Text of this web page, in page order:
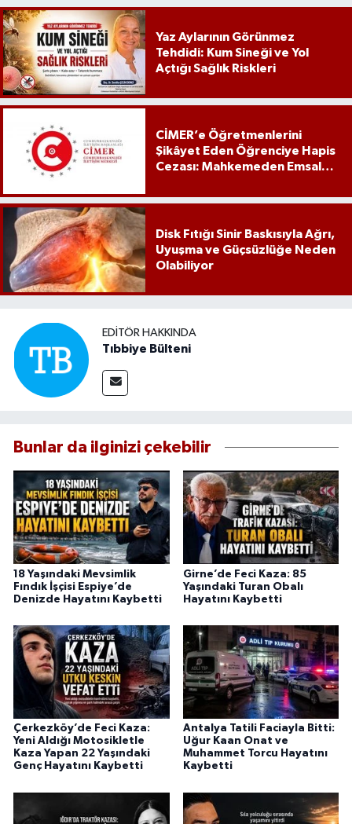
Yaz Aylarının Görünmez
Tehdidi: Kum Sineği ve Yol
Açtığı Sağlık Riskleri
CİMER’e Öğretmenlerini
Şikâyet Eden Öğrenciye Hapis
Cezası: Mahkemeden Emsal
Disk Fıtığı Sinir Baskısıyla Ağrı,
Uyuşma ve Güçsüzlüğe Neden
Olabiliyor
EDITÖR HAKKINDA
Tıbbiye Bülteni
Bunlar da ilginizi çekebilir
18 Yaşındaki Mevsimlik
Fındık İşçisi Espiye’de
Denizde Hayatını Kaybetti
Girne’de Feci Kaza: 85
Yaşındaki Turan Obalı
Hayatını Kaybetti
Çerkezköy’de Feci Kaza:
Yeni Aldığı Motosikletle
Kaza Yapan 22 Yaşındaki
Genç Hayatını Kaybetti
Antalya Tatili Faciayla Bitti:
Uğur Kaan Onat ve
Muhammet Torcu Hayatını
Kaybetti